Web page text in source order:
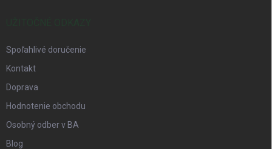
Spoľahlivé doručenie
Kontakt
Doprava
Hodnotenie obchodu
Osobný odber v BA
Blog